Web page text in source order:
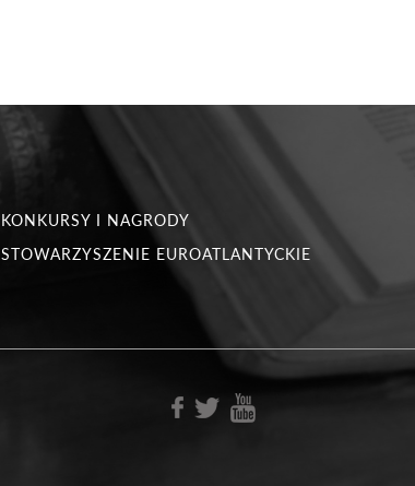
KONKURSY I NAGRODY
STOWARZYSZENIE EUROATLANTYCKIE